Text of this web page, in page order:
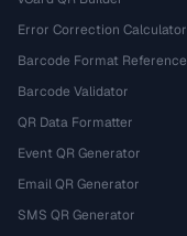
Error Correction Calculator
Barcode Format Reference
Barcode Validator
QR Data Formatter
Event QR Generator
Email QR Generator
SMS QR Generator